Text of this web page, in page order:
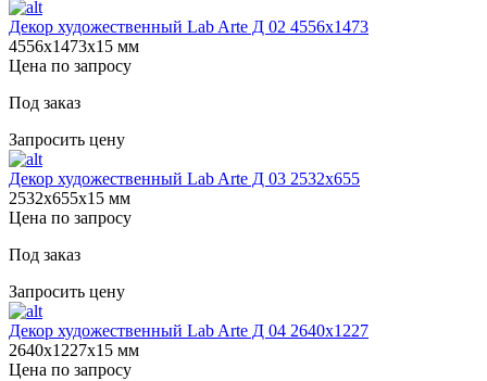
Декор художественный Lab Arte Д 02 4556x1473
4556х1473х15 мм
Цена по запросу
Под заказ
Запросить цену
Декор художественный Lab Arte Д 03 2532x655
2532х655х15 мм
Цена по запросу
Под заказ
Запросить цену
Декор художественный Lab Arte Д 04 2640х1227
2640х1227х15 мм
Цена по запросу